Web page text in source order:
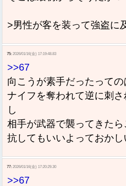
>男性が客を装って強盗に
75: 2026/01/16(金) 17:19:48.83
>>67
向こうが素手だったって
ナイフを奪われて逆に刺
し
相手が武器で襲ってきた
抗してもいいよっておかし
77: 2026/01/16(金) 17:20:29.30
>>67